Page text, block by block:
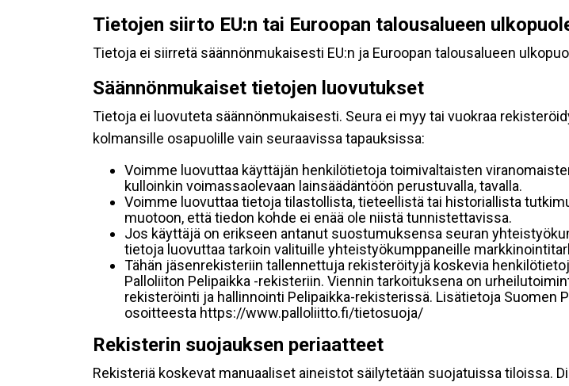
Tietojen siirto EU:n tai Euroopan talousalueen
Tietoja ei siirretä säännönmukaisesti EU:n ja Euroopan talousalueen
Säännönmukaiset tietojen luovutukset
Tietoja ei luovuteta säännönmukaisesti. Seura ei myy tai vuokraa
kolmansille osapuolille vain seuraavissa tapauksissa:
Voimme luovuttaa käyttäjän henkilötietoja toimivaltaisten
kulloinkin voimassaolevaan lainsäädäntöön perustuvalla, tavalla.
Voimme luovuttaa tietoja tilastollista, tieteellistä tai historiallista
muotoon, että tiedon kohde ei enää ole niistä tunnistettavissa.
Jos käyttäjä on erikseen antanut suostumuksensa seuran
tietoja luovuttaa tarkoin valituille yhteistyökumppaneille
Tähän jäsenrekisteriin tallennettuja rekisteröityjä koskevia
Palloliiton Pelipaikka -rekisteriin. Viennin tarkoituksena on
rekisteröinti ja hallinnointi Pelipaikka-rekisterissä. Lisätietoja Suomen
osoitteesta https://www.palloliitto.fi/tietosuoja/
Rekisterin suojauksen periaatteet
Rekisteriä koskevat manuaaliset aineistot säilytetään suojatuissa tiloissa.